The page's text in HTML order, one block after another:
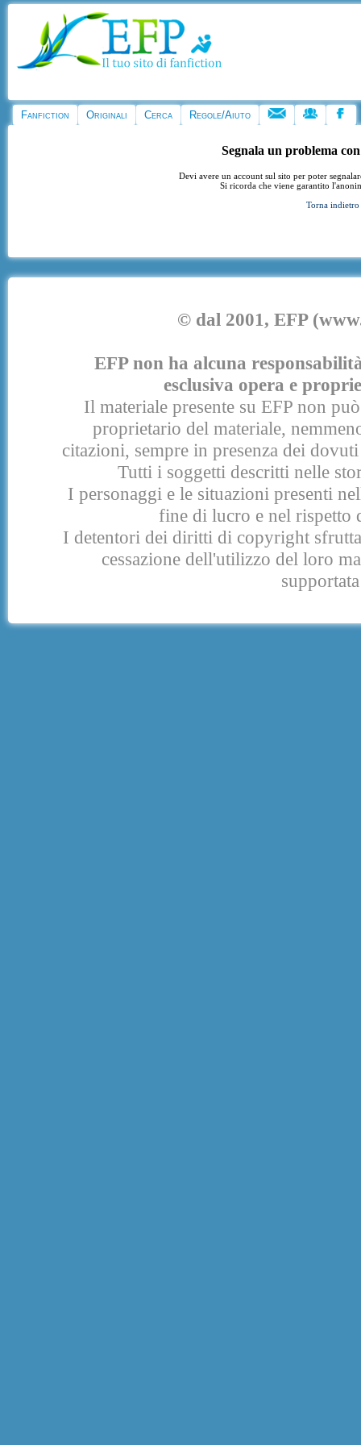
Fanfiction Originali Cerca Regole/Aiuto
Segnala un problema
Devi avere un account sul sito per poter
Si ricorda che viene garantito
Torna indietro
© dal 2001, EFP
EFP non ha alcuna
esclusiva opera e
Il materiale presente su EFP non
proprietario del materiale,
citazioni, sempre in presenza dei
Tutti i soggetti descritti nelle
I personaggi e le situazioni presenti
fine di lucro e nel rispetto
I detentori dei diritti di copyright
cessazione dell'utilizzo del loro